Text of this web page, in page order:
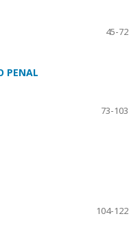
45-72
PENAL
73-103
104-122